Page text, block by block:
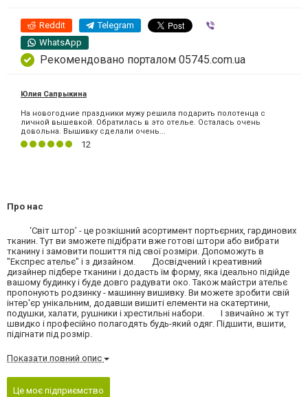
Reddit Telegram
WhatsApp
Рекомендовано порталом 05745.com.ua
Юлия Сапрыкина
На новогодние праздники мужу решила подарить полотенца с
личной вышевкой. Обратилась в это отелье. Осталась очень
довольна. Вышивку сделали очень...
12
Про нас
‘Світ штор’ - це розкішний асортимент портьєрних, гардинових
тканин. Тут ви зможете підібрати вже готові штори або вибрати
тканину і замовити пошиття під свої розміри. Допоможуть в
"Експрес ательє" і з дизайном. Досвідчений і креативний
дизайнер підбере тканини і додасть їм форму, яка ідеально підійде
вашому будинку і буде довго радувати око. Також майстри ательє
пропонують родзинку - машинну вишивку. Ви можете зробити свій
інтер'єр унікальним, додавши вишиті елементи на скатертини,
подушки, халати, рушники і хрестильні набори. І звичайно ж тут
швидко і професійно полагодять будь-який одяг. Підшити, вшити,
підігнати під розмір.
Показати повний опис
Це моє підприємство